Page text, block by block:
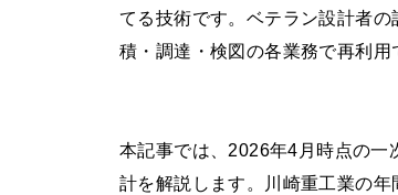
てる技術です。ベテラン設計者
積・調達・検図の各業務で再利用
本記事では、2026年4月時点の一
計を解説します。川崎重工業の